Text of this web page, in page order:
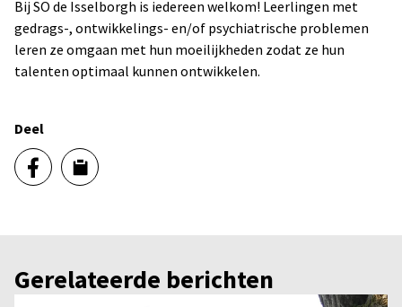
Bij SO de Isselborgh is iedereen welkom! Leerlingen met
gedrags-, ontwikkelings- en/of psychiatrische problemen
leren ze omgaan met hun moeilijkheden zodat ze hun
talenten optimaal kunnen ontwikkelen.
Deel
Gerelateerde berichten